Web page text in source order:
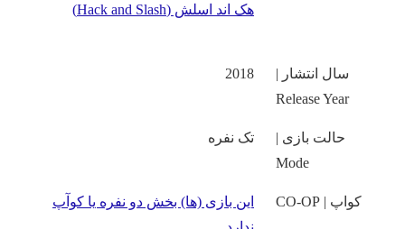
هک اند اسلش (Hack and Slash)
سال انتشار |
Release Year
2018
حالت بازی |
Mode
تک نفره
کواپ | CO-OP
این بازی‌ (ها) بخش دو نفره یا کوآپ